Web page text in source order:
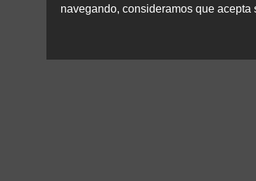
navegando, consideramos que acepta